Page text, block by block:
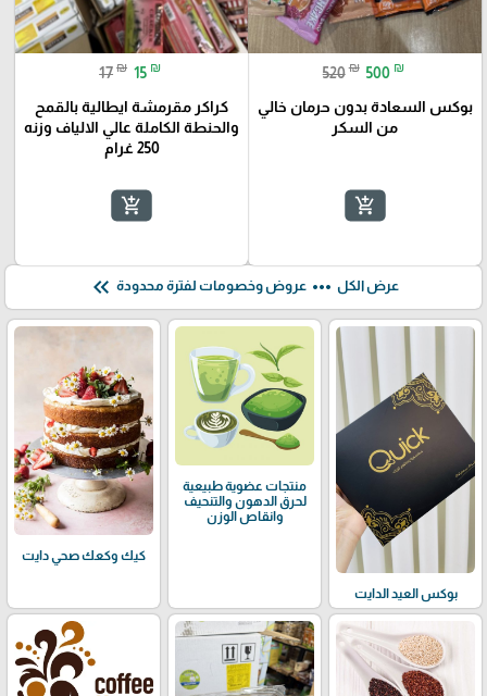
520 ₪ 500 ₪
بوكس السعادة بدون حرمان خالي
من السكر
add_shopping_cart
17 ₪ 15 ₪
كراكر مقرمشة ايطالية بالقمح
والحنطة الكاملة عالي الالياف وزنه
250 غرام
add_shopping_cart
عرض الكل more_horiz عروض وخصومات لفترة محدودة keyboard_double_arrow_left
بوكس العيد الدايت
منتجات عضوية طبيعية
لحرق الدهون والتنحيف
وانقاص الوزن
كيك وكعك صحي دايت